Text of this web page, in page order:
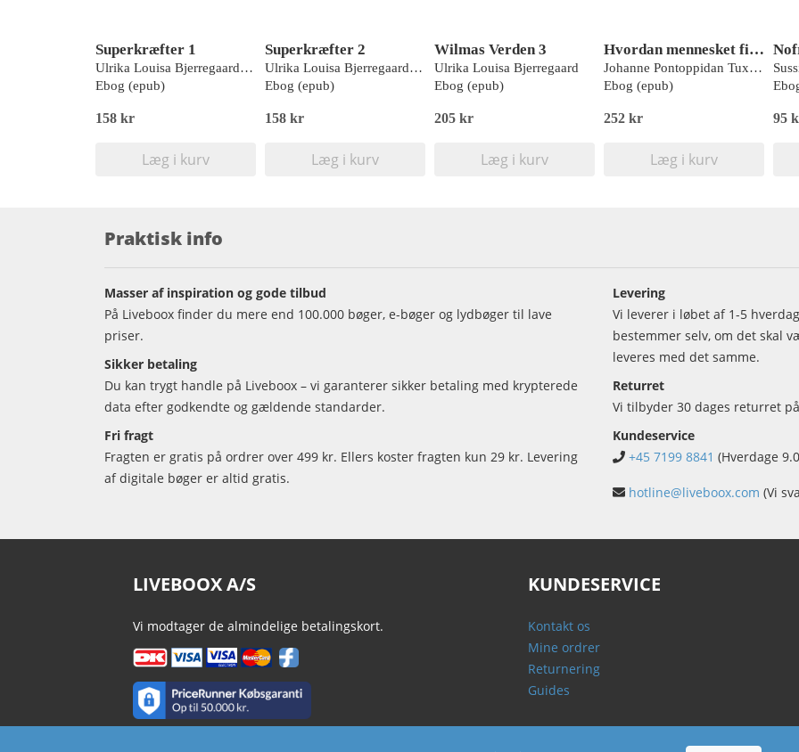
Superkræfter 1
Ulrika Louisa Bjerregaard, Clara Amalie Bjerregaard
Ebog (epub)
158 kr
Læg i kurv
Superkræfter 2
Ulrika Louisa Bjerregaard, Clara Amalie Bjerregaard
Ebog (epub)
158 kr
Læg i kurv
Wilmas Verden 3
Ulrika Louisa Bjerregaard
Ebog (epub)
205 kr
Læg i kurv
Hvordan mennesket fik superkræfter
Johanne Pontoppidan Tuxen , Informations Forlag
Ebog (epub)
252 kr
Læg i kurv
95
Praktisk info
Masser af inspiration og gode tilbud
På Liveboox finder du mere end 100.000 bøger, e-bøger og lydbøger til lave
priser.
Sikker betaling
Du kan trygt handle på Liveboox – vi garanterer sikker betaling med krypterede
data efter godkendte og gældende standarder.
Fri fragt
Fragten er gratis på ordrer over 499 kr. Ellers koster fragten kun 29 kr. Levering
af digitale bøger er altid gratis.
Levering
Vi leverer i løbet af 1-5
bestemmer selv, om det skal
leveres med det samme.
Returret
Vi tilbyder 30 dages returret
Kundeservice
+45 7199 8841 (Hverdage
hotline@liveboox.com (Vi
LIVEBOOX A/S
Vi modtager de almindelige betalingskort.
KUNDESERVICE
Kontakt os
Mine ordrer
Returnering
Guides